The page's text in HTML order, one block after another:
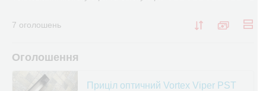
7 оголошень
Оголошення
Приціл оптичний Vortex Viper PST